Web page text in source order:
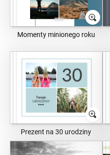
Momenty minionego roku
Prezent na 30 urodziny